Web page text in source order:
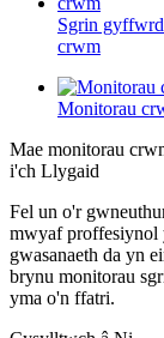
Sgrin
crwm
Monitorau
Mae monitorau
i'ch Llygaid
Fel un o'r
mwyaf proffesiynol
gwasanaeth da yn
brynu monitorau
yma o'n ffatri.